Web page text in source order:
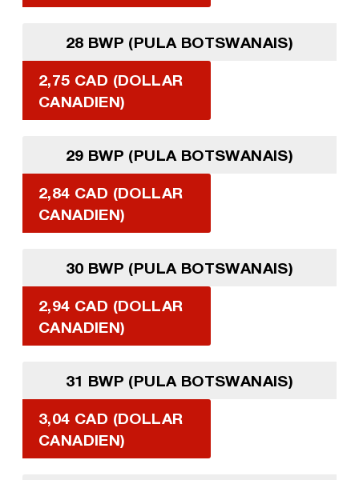
28 BWP (PULA BOTSWANAIS)
2,75 CAD (DOLLAR
CANADIEN)
29 BWP (PULA BOTSWANAIS)
2,84 CAD (DOLLAR
CANADIEN)
30 BWP (PULA BOTSWANAIS)
2,94 CAD (DOLLAR
CANADIEN)
31 BWP (PULA BOTSWANAIS)
3,04 CAD (DOLLAR
CANADIEN)